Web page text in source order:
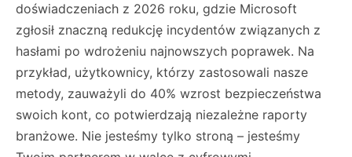
doświadczeniach z 2026 roku, gdzie Microsoft
zgłosił znaczną redukcję incydentów związanych z
hasłami po wdrożeniu najnowszych poprawek. Na
przykład, użytkownicy, którzy zastosowali nasze
metody, zauważyli do 40% wzrost bezpieczeństwa
swoich kont, co potwierdzają niezależne raporty
branżowe. Nie jesteśmy tylko stroną – jesteśmy